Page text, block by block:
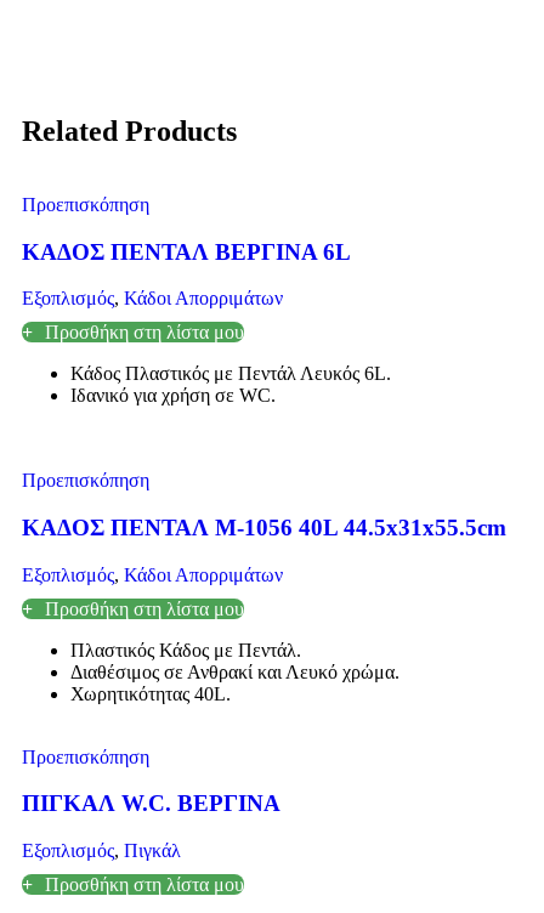
Related Products
Προεπισκόπηση
ΚΑΔΟΣ ΠΕΝΤΑΛ ΒΕΡΓΙΝΑ 6L
Εξοπλισμός, Κάδοι Απορριμάτων
Προσθήκη στη λίστα μου
Κάδος Πλαστικός με Πεντάλ Λευκός 6L.
Ιδανικό για χρήση σε WC.
Προεπισκόπηση
ΚΑΔΟΣ ΠΕΝΤΑΛ Μ-1056 40L 44.5x31x55.5cm
Εξοπλισμός, Κάδοι Απορριμάτων
Προσθήκη στη λίστα μου
Πλαστικός Κάδος με Πεντάλ.
Διαθέσιμος σε Ανθρακί και Λευκό χρώμα.
Χωρητικότητας 40L.
Προεπισκόπηση
ΠΙΓΚΑΛ W.C. ΒΕΡΓΙΝΑ
Εξοπλισμός, Πιγκάλ
Προσθήκη στη λίστα μου